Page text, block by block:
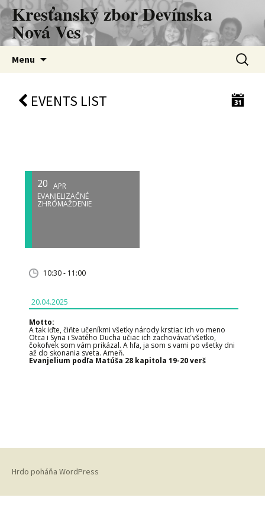
Kresťanský zbor Devínska
Nová Ves
Menu Hľadať:
EVENTS LIST
20 APR
EVANJELIZAČNÉ
ZHROMAŽDENIE
10:30 - 11:00
20.04.2025
Motto:
A tak iďte, čiňte učeníkmi všetky národy krstiac ich vo meno
Otca i Syna i Svätého Ducha učiac ich zachovávať všetko,
čokoľvek som vám prikázal. A hľa, ja som s vami po všetky dni
až do skonania sveta. Ameň.
Evanjelium podľa Matúša 28 kapitola 19-20 verš
Hrdo poháňa WordPress